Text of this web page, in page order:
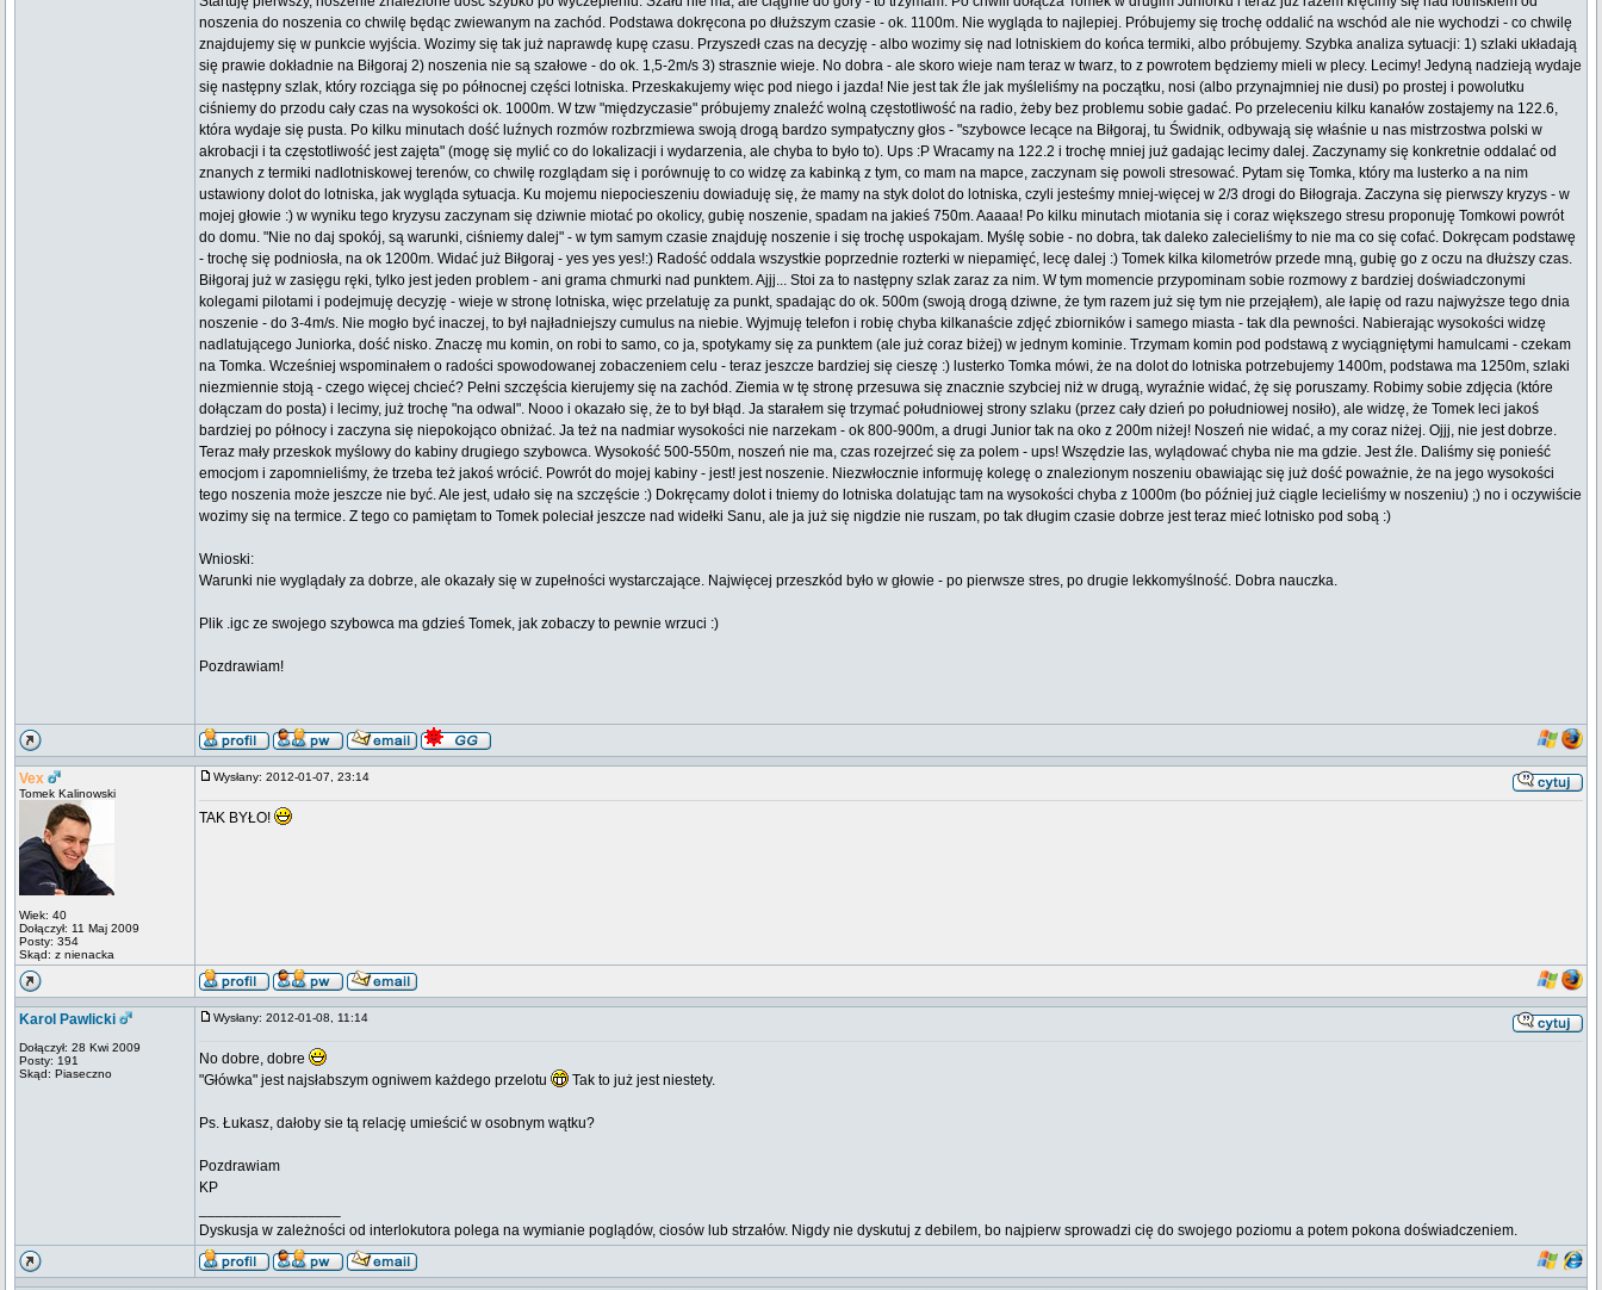
noszenia do noszenia co chwilę będąc zwiewanym na zachód. Podstawa dokręcona po dłuższym czasie - ok. 1100m. Nie wygląda to najlepiej. Próbujemy się trochę oddalić na wschód ale nie wychodzi - co chwilę
znajdujemy się w punkcie wyjścia. Wozimy się tak już naprawdę kupę czasu. Przyszedł czas na decyzję - albo wozimy się nad lotniskiem do końca termiki, albo próbujemy. Szybka analiza sytuacji: 1) szlaki układają
się prawie dokładnie na Biłgoraj 2) noszenia nie są szałowe - do ok. 1,5-2m/s 3) strasznie wieje. No dobra - ale skoro wieje nam teraz w twarz, to z powrotem będziemy mieli w plecy. Lecimy! Jedyną nadzieją wydaje
się następny szlak, który rozciąga się po północnej części lotniska. Przeskakujemy więc pod niego i jazda! Nie jest tak źle jak myśleliśmy na początku, nosi (albo przynajmniej nie dusi) po prostej i powolutku
ciśniemy do przodu cały czas na wysokości ok. 1000m. W tzw "międzyczasie" próbujemy znaleźć wolną częstotliwość na radio, żeby bez problemu sobie gadać. Po przeleceniu kilku kanałów zostajemy na 122.6,
która wydaje się pusta. Po kilku minutach dość luźnych rozmów rozbrzmiewa swoją drogą bardzo sympatyczny głos - "szybowce lecące na Biłgoraj, tu Świdnik, odbywają się właśnie u nas mistrzostwa polski w
akrobacji i ta częstotliwość jest zajęta" (mogę się mylić co do lokalizacji i wydarzenia, ale chyba to było to). Ups :P Wracamy na 122.2 i trochę mniej już gadając lecimy dalej. Zaczynamy się konkretnie oddalać od
znanych z termiki nadlotniskowej terenów, co chwilę rozglądam się i porównuję to co widzę za kabinką z tym, co mam na mapce, zaczynam się powoli stresować. Pytam się Tomka, który ma lusterko a na nim
ustawiony dolot do lotniska, jak wygląda sytuacja. Ku mojemu niepocieszeniu dowiaduję się, że mamy na styk dolot do lotniska, czyli jesteśmy mniej-więcej w 2/3 drogi do Biłograja. Zaczyna się pierwszy kryzys - w
mojej głowie :) w wyniku tego kryzysu zaczynam się dziwnie miotać po okolicy, gubię noszenie, spadam na jakieś 750m. Aaaaa! Po kilku minutach miotania się i coraz większego stresu proponuję Tomkowi powrót
do domu. "Nie no daj spokój, są warunki, ciśniemy dalej" - w tym samym czasie znajduję noszenie i się trochę uspokajam. Myślę sobie - no dobra, tak daleko zalecieliśmy to nie ma co się cofać. Dokręcam podstawę
- trochę się podniosła, na ok 1200m. Widać już Biłgoraj - yes yes yes!:) Radość oddala wszystkie poprzednie rozterki w niepamięć, lecę dalej :) Tomek kilka kilometrów przede mną, gubię go z oczu na dłuższy czas.
Biłgoraj już w zasięgu ręki, tylko jest jeden problem - ani grama chmurki nad punktem. Ajjj... Stoi za to następny szlak zaraz za nim. W tym momencie przypominam sobie rozmowy z bardziej doświadczonymi
kolegami pilotami i podejmuję decyzję - wieje w stronę lotniska, więc przelatuję za punkt, spadając do ok. 500m (swoją drogą dziwne, że tym razem już się tym nie przejąłem), ale łapię od razu najwyższe tego dnia
noszenie - do 3-4m/s. Nie mogło być inaczej, to był najładniejszy cumulus na niebie. Wyjmuję telefon i robię chyba kilkanaście zdjęć zbiorników i samego miasta - tak dla pewności. Nabierając wysokości widzę
nadlatującego Juniorka, dość nisko. Znaczę mu komin, on robi to samo, co ja, spotykamy się za punktem (ale już coraz biżej) w jednym kominie. Trzymam komin pod podstawą z wyciągniętymi hamulcami - czekam
na Tomka. Wcześniej wspominałem o radości spowodowanej zobaczeniem celu - teraz jeszcze bardziej się cieszę :) lusterko Tomka mówi, że na dolot do lotniska potrzebujemy 1400m, podstawa ma 1250m, szlaki
niezmiennie stoją - czego więcej chcieć? Pełni szczęścia kierujemy się na zachód. Ziemia w tę stronę przesuwa się znacznie szybciej niż w drugą, wyraźnie widać, żę się poruszamy. Robimy sobie zdjęcia (które
dołączam do posta) i lecimy, już trochę "na odwal". Nooo i okazało się, że to był błąd. Ja starałem się trzymać południowej strony szlaku (przez cały dzień po południowej nosiło), ale widzę, że Tomek leci jakoś
bardziej po północy i zaczyna się niepokojąco obniżać. Ja też na nadmiar wysokości nie narzekam - ok 800-900m, a drugi Junior tak na oko z 200m niżej! Noszeń nie widać, a my coraz niżej. Ojjj, nie jest dobrze.
Teraz mały przeskok myślowy do kabiny drugiego szybowca. Wysokość 500-550m, noszeń nie ma, czas rozejrzeć się za polem - ups! Wszędzie las, wylądować chyba nie ma gdzie. Jest źle. Daliśmy się ponieść
emocjom i zapomnieliśmy, że trzeba też jakoś wrócić. Powrót do mojej kabiny - jest! jest noszenie. Niezwłocznie informuję kolegę o znalezionym noszeniu obawiając się już dość poważnie, że na jego wysokości
tego noszenia może jeszcze nie być. Ale jest, udało się na szczęście :) Dokręcamy dolot i tniemy do lotniska dolatując tam na wysokości chyba z 1000m (bo później już ciągle lecieliśmy w noszeniu) ;) no i oczywiście
wozimy się na termice. Z tego co pamiętam to Tomek poleciał jeszcze nad widełki Sanu, ale ja już się nigdzie nie ruszam, po tak długim czasie dobrze jest teraz mieć lotnisko pod sobą :)
Wnioski:
Warunki nie wyglądały za dobrze, ale okazały się w zupełności wystarczające. Najwięcej przeszkód było w głowie - po pierwsze stres, po drugie lekkomyślność. Dobra nauczka.
Plik .igc ze swojego szybowca ma gdzieś Tomek, jak zobaczy to pewnie wrzuci :)
Pozdrawiam!
Vex
Tomek Kalinowski
Wiek: 40
Dołączył: 11 Maj 2009
Posty: 354
Skąd: z nienacka
Wysłany: 2012-01-07, 23:14
TAK BYŁO!
Karol Pawlicki
Dołączył: 28 Kwi 2009
Posty: 191
Skąd: Piaseczno
Wysłany: 2012-01-08, 11:14
No dobre, dobre
"Główka" jest najsłabszym ogniwem każdego przelotu
Tak to już jest niestety.
Ps. Łukasz, dałoby sie tą relację umieścić w osobnym wątku?
Pozdrawiam
KP
Dyskusja w zależności od interlokutora polega na wymianie poglądów, ciosów lub strzałów. Nigdy nie dyskutuj z debilem, bo najpierw sprowadzi cię do swojego poziomu a potem pokona doświadczeniem.